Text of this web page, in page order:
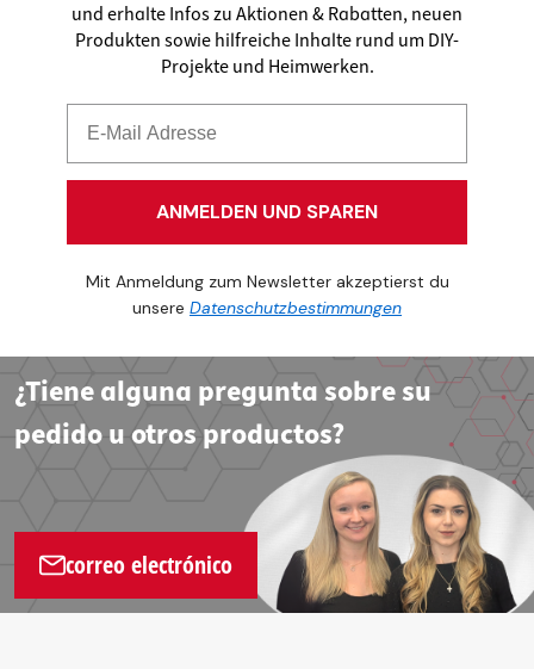
und erhalte Infos zu Aktionen & Rabatten, neuen
Produkten sowie hilfreiche Inhalte rund um DIY-
Projekte und Heimwerken.
ANMELDEN UND SPAREN
Mit Anmeldung zum Newsletter akzeptierst du
unsere Datenschutzbestimmungen
¿Tiene alguna pregunta sobre su
pedido u otros productos?
correo electrónico